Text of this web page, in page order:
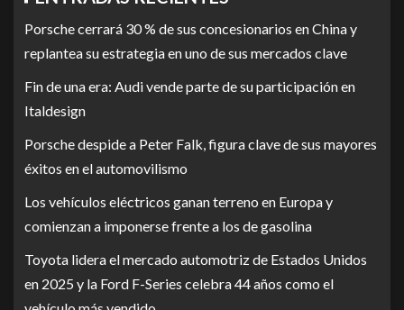
Porsche cerrará 30 % de sus concesionarios en China y
replantea su estrategia en uno de sus mercados clave
Fin de una era: Audi vende parte de su participación en
Italdesign
Porsche despide a Peter Falk, figura clave de sus mayores
éxitos en el automovilismo
Los vehículos eléctricos ganan terreno en Europa y
comienzan a imponerse frente a los de gasolina
Toyota lidera el mercado automotriz de Estados Unidos
en 2025 y la Ford F-Series celebra 44 años como el